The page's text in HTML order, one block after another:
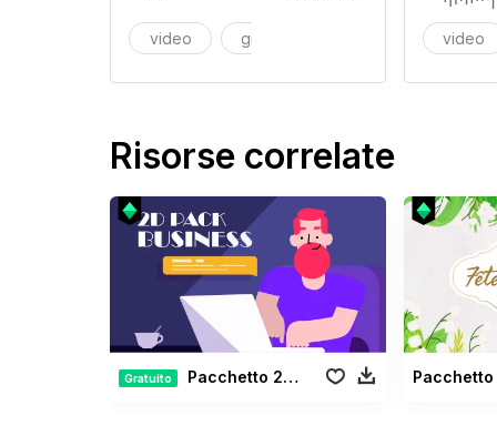
video giochi video
Risorse correlate
Gratuito Pacchetto 2D Business vol2